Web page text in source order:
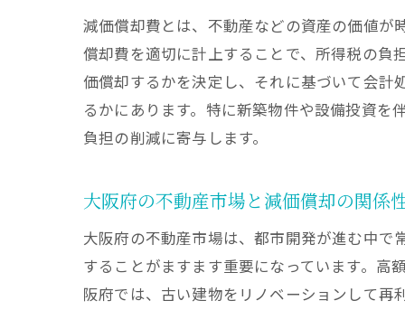
減価償却費とは、不動産などの資産の価値が
償却費を適切に計上することで、所得税の負
価償却するかを決定し、それに基づいて会計
るかにあります。特に新築物件や設備投資
負担の削減に寄与します。
大阪府の不動産市場と減価償却の関係
大阪府の不動産市場は、都市開発が進む中
することがますます重要になっています。高
阪府では、古い建物をリノベーションして